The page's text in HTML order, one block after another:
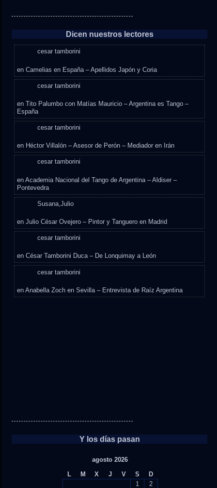
Dicen nuestros lectores
cesar tamborini
enCamelias en España – Apellidos Japón y Coria
cesar tamborini
enTito Palumbo con Matías Mauricio – Argentina es Tango –
España
cesar tamborini
en Héctor Villalón – Asesor de Perón – Mediador en Irán
cesar tamborini
enAcademia Nacional del Tango de Argentina – Aldiser –
Pontevedra
Susana,Julio
enJulio César Ovejero – Pintor y Tanguero en Madrid
cesar tamborini
enCésar Tamborini Duca – De Lonquimay a León
cesar tamborini
enAnabella Zoch en Sevilla – Entrevista de Raíz Argentina
Y los días pasan
agosto 2026
L
M X J V S
D
1
2